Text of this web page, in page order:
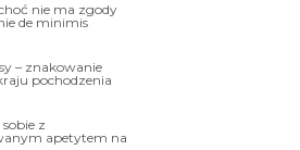
nie ma zgody
de minimis
– znakowanie
pochodzenia
z
apetytem na